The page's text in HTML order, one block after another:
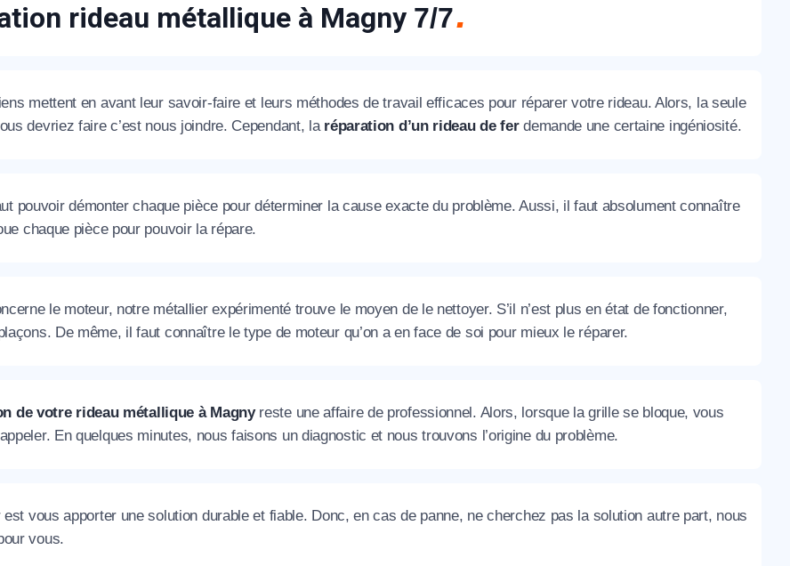
rideau métallique à Magny 7/7
mettent en avant leur savoir-faire et leurs méthodes de travail efficaces pour réparer votre rideau. Alors, la seule
devriez faire c’est nous joindre. Cependant, laréparation d’un rideau de ferdemande une certaine ingéniosité.
pouvoir démonter chaque pièce pour déterminer la cause exacte du problème. Aussi, il faut absolument connaître
chaque pièce pour pouvoir la répare.
le moteur, notre métallier expérimenté trouve le moyen de le nettoyer. S’il n’est plus en état de fonctionner,
De même, il faut connaître le type de moteur qu’on a en face de soi pour mieux le réparer.
de votre rideau métallique à Magnyreste une affaire de professionnel. Alors, lorsque la grille se bloque, vous
En quelques minutes, nous faisons un diagnostic et nous trouvons l’origine du problème.
est vous apporter une solution durable et fiable. Donc, en cas de panne, ne cherchez pas la solution autre part, nous
vous.
Postal
* Champs obligatoires pour traiter votre demande.